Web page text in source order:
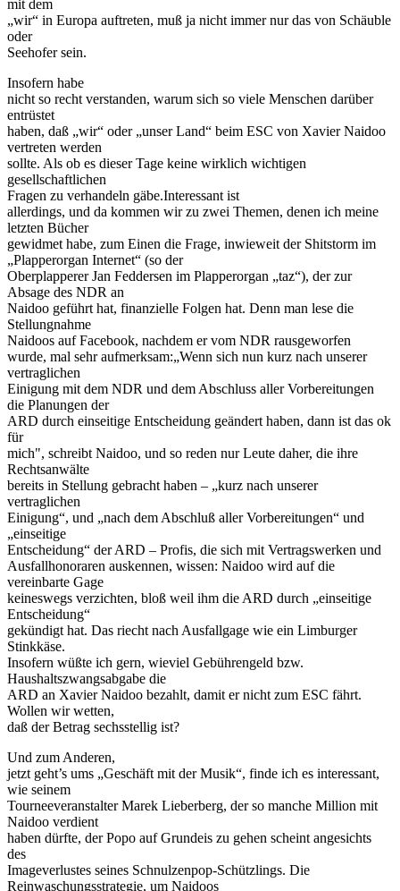
mit dem
„wir“ in Europa auftreten, muß ja nicht immer nur das von Schäuble
oder
Seehofer sein.
Insofern habe
nicht so recht verstanden, warum sich so viele Menschen darüber
entrüstet
haben, daß „wir“ oder „unser Land“ beim ESC von Xavier Naidoo
vertreten werden
sollte. Als ob es dieser Tage keine wirklich wichtigen
gesellschaftlichen
Fragen zu verhandeln gäbe.Interessant ist
allerdings, und da kommen wir zu zwei Themen, denen ich meine
letzten Bücher
gewidmet habe, zum Einen die Frage, inwieweit der Shitstorm im
„Plapperorgan Internet“ (so der
Oberplapperer Jan Feddersen im Plapperorgan „taz“), der zur
Absage des NDR an
Naidoo geführt hat, finanzielle Folgen hat. Denn man lese die
Stellungnahme
Naidoos auf Facebook, nachdem er vom NDR rausgeworfen
wurde, mal sehr aufmerksam:„Wenn sich nun kurz nach unserer
vertraglichen
Einigung mit dem NDR und dem Abschluss aller Vorbereitungen
die Planungen der
ARD durch einseitige Entscheidung geändert haben, dann ist das ok
für
mich", schreibt Naidoo, und so reden nur Leute daher, die ihre
Rechtsanwälte
bereits in Stellung gebracht haben – „kurz nach unserer
vertraglichen
Einigung“, und „nach dem Abschluß aller Vorbereitungen“ und
„einseitige
Entscheidung“ der ARD – Profis, die sich mit Vertragswerken und
Ausfallhonoraren auskennen, wissen: Naidoo wird auf die
vereinbarte Gage
keineswegs verzichten, bloß weil ihm die ARD durch „einseitige
Entscheidung“
gekündigt hat. Das riecht nach Ausfallgage wie ein Limburger
Stinkkäse.
Insofern wüßte ich gern, wieviel Gebührengeld bzw.
Haushaltszwangsabgabe die
ARD an Xavier Naidoo bezahlt, damit er nicht zum ESC fährt.
Wollen wir wetten,
daß der Betrag sechsstellig ist?
Und zum Anderen,
jetzt geht’s ums „Geschäft mit der Musik“, finde ich es interessant,
wie seinem
Tourneeveranstalter Marek Lieberberg, der so manche Million mit
Naidoo verdient
haben dürfte, der Popo auf Grundeis zu gehen scheint angesichts
des
Imageverlustes seines Schnulzenpop-Schützlings. Die
Reinwaschungsstrategie, um Naidoos